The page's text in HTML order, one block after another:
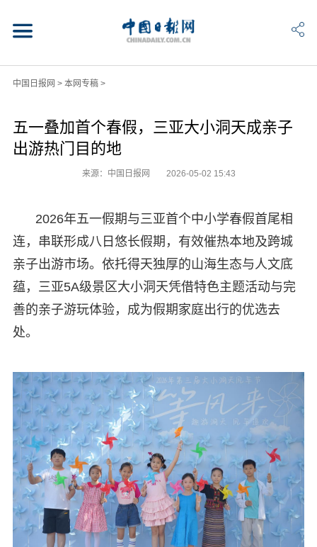
中国日报网 > 本网专稿>
五一叠加首个春假，三亚大小洞天成亲子
出游热门目的地
来源：中国日报网 2026-05-02 15:43
2026年五一假期与三亚首个中小学春假首尾相
连，串联形成八日悠长假期，有效催热本地及跨城
亲子出游市场。依托得天独厚的山海生态与人文底
蕴，三亚5A级景区大小洞天凭借特色主题活动与完
善的亲子游玩体验，成为假期家庭出行的优选去
处。